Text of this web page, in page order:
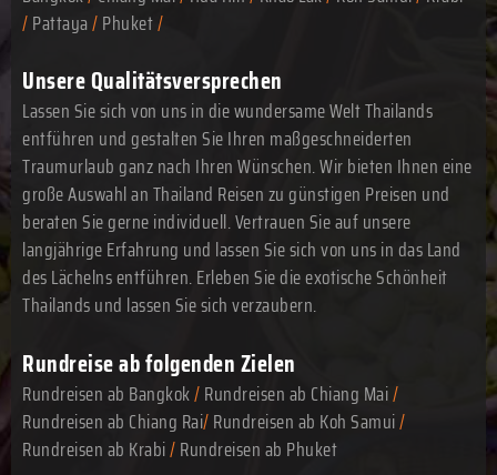
/Pattaya/Phuket/
Unsere Qualitätsversprechen
Lassen Sie sich von uns in die wundersame Welt Thailands
entführen und gestalten Sie Ihren maßgeschneiderten
Traumurlaub ganz nach Ihren Wünschen. Wir bieten Ihnen eine
große Auswahl an Thailand Reisen zu günstigen Preisen und
beraten Sie gerne individuell. Vertrauen Sie auf unsere
langjährige Erfahrung und lassen Sie sich von uns in das Land
des Lächelns entführen. Erleben Sie die exotische Schönheit
Thailands und lassen Sie sich verzaubern.
Rundreise ab folgenden Zielen
Rundreisen ab Bangkok/Rundreisen ab Chiang Mai/
Rundreisen ab Chiang Rai/Rundreisen ab Koh Samui/
Rundreisen ab Krabi/Rundreisen ab Phuket